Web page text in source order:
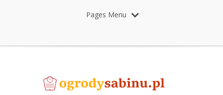
Pages Menu